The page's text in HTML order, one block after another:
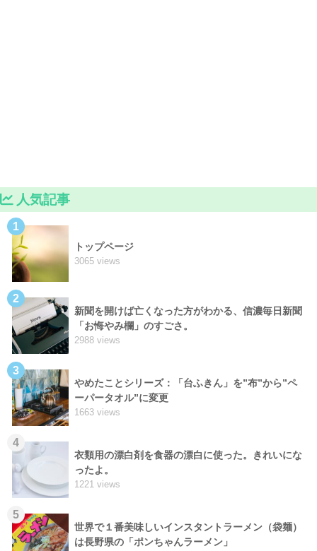
人気記事
1
トップページ
3065 views
2
新聞を開けば亡くなった方がわかる、信濃毎日新聞
「お悔やみ欄」のすごさ。
2988 views
3
やめたことシリーズ：「台ふきん」を”布”から”ペ
ーパータオル”に変更
1663 views
4
衣類用の漂白剤を食器の漂白に使った。きれいにな
ったよ。
1221 views
5
世界で１番美味しいインスタントラーメン（袋麺）
は長野県の「ポンちゃんラーメン」